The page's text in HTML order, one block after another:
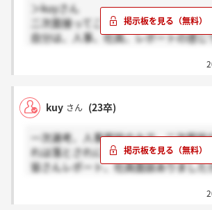
＞kuyさん
二次面接ってことなんですか？
自分は、人事、社員、レポートの感じ
kuy さん (23卒)
一次選考、人事面談のみで、二次面談
れは落とされに行ってるのでしょうか
皆さんレポート、社員面談ありました